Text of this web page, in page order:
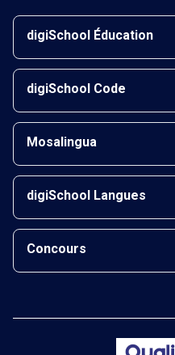
digiSchool Éducation
digiSchool Code
Mosalingua
digiSchool Langues
Concours